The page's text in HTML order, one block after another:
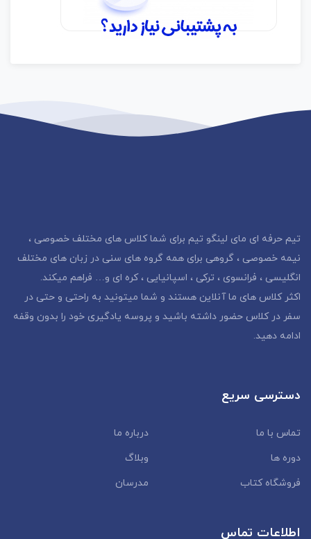
تیم حرفه ای مای لینگو تیم برای شما کلاس های مختلف خصوصی ،
نیمه خصوصی ، گروهی برای همه گروه های سنی‌ در زبان های مختلف
انگلیسی ، فرانسوی ، ترکی ، اسپانیایی ، کره ای و… فراهم میکند.
اکثر کلاس های ما آنلاین هستند و شما میتونید به راحتی و حتی در
سفر در کلاس حضور داشته باشید و پروسه یادگیری خود را بدون وقفه
ادامه دهید.
دسترسی سریع
تماس با ما
درباره ما
دوره ها
وبلاگ
فروشگاه کتاب
مدرسان
اطلاعات تماس